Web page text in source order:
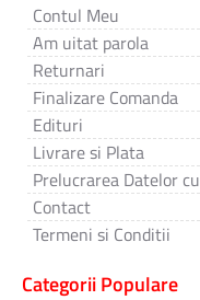
Contul Meu
Am uitat parola
Returnari
Finalizare Comanda
Edituri
Livrare si Plata
Prelucrarea Datelor
Contact
Termeni si Conditii
Categorii Populare